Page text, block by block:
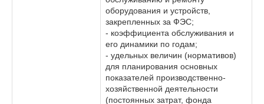
оборудования и устройств,
закрепленных за ФЭС;
- коэффициента обслуживания и
его динамики по годам;
- удельных величин (нормативов)
для планирования основных
показателей производственно-
хозяйственной деятельности
(постоянных затрат, фонда